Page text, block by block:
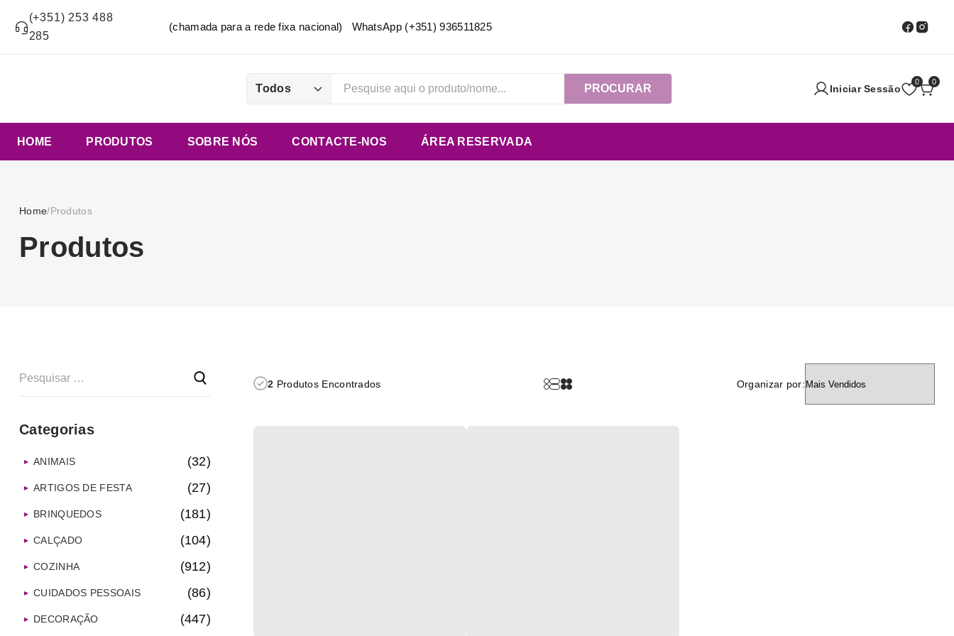
(+351) 253 488
285
(chamada para a rede fixa nacional) WhatsApp (+351) 936511825
Todos PROCURAR Iniciar Sessão
0 0
HOME PRODUTOS SOBRE NÓS CONTACTE-NOS ÁREA RESERVADA
Home/Produtos
Produtos
Categorias
ANIMAIS (32)
ARTIGOS DE FESTA (27)
BRINQUEDOS (181)
CALÇADO (104)
COZINHA (912)
CUIDADOS PESSOAIS (86)
DECORAÇÃO (447)
2 Produtos Encontrados Organizar por: